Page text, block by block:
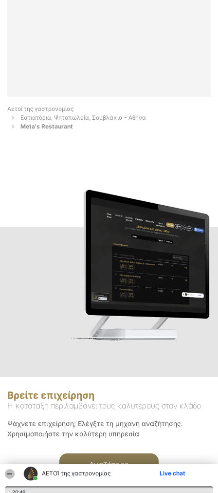
ΑΕΤΟΊ της γαστρονομίας Live chat
Αετοί της γαστρονομίας
Εστιατόρια, Ψητοπωλεία, Σουβλάκια - Αθήνα
Meta's Restaurant
Βρείτε επιχείρηση
Η κατάταξη περιλαμβάνει τους καλύτερους στον κλάδο
Ψάχνετε επιχείρηση; Ελέγξτε τη μηχανή αναζήτησης.
Χρησιμοποιήστε την καλύτερη υπηρεσία
Αναζήτηση